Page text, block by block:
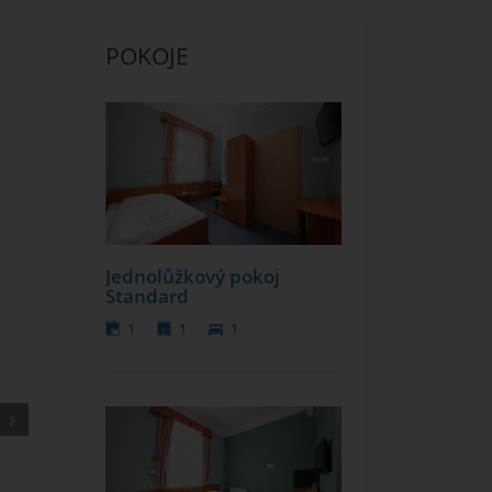
POKOJE
Jednolůžkový pokoj
Standard
1 1 1